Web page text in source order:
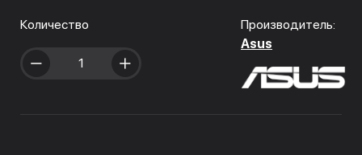
Количество
Производитель:
Asus